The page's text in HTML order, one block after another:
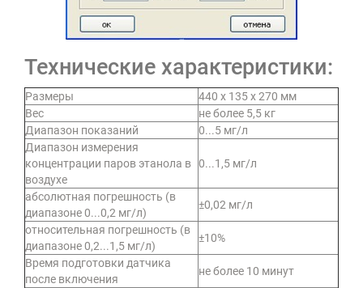
Технические характеристики:
Размеры
440 х 135 х 270 мм
Вес
не более 5,5 кг
Диапазон показаний
0...5 мг/л
Диапазон измерения
концентрации паров этанола в
воздухе
0...1,5 мг/л
абсолютная погрешность (в
диапазоне 0...0,2 мг/л)
±0,02 мг/л
относительная погрешность (в
диапазоне 0,2...1,5 мг/л)
±10%
Время подготовки датчика
после включения
не более 10 минут